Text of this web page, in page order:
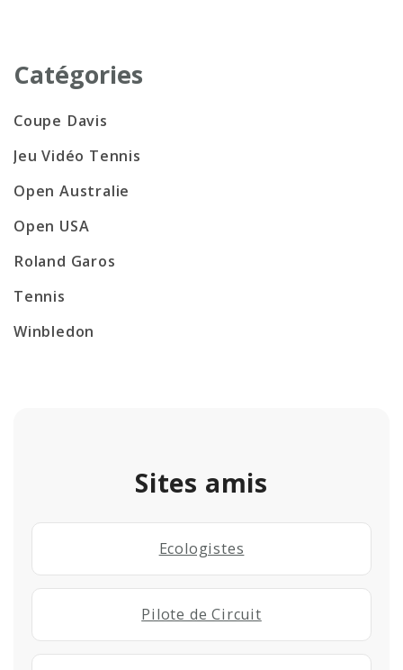
Catégories
Coupe Davis
Jeu Vidéo Tennis
Open Australie
Open USA
Roland Garos
Tennis
Winbledon
Sites amis
Ecologistes
Pilote de Circuit